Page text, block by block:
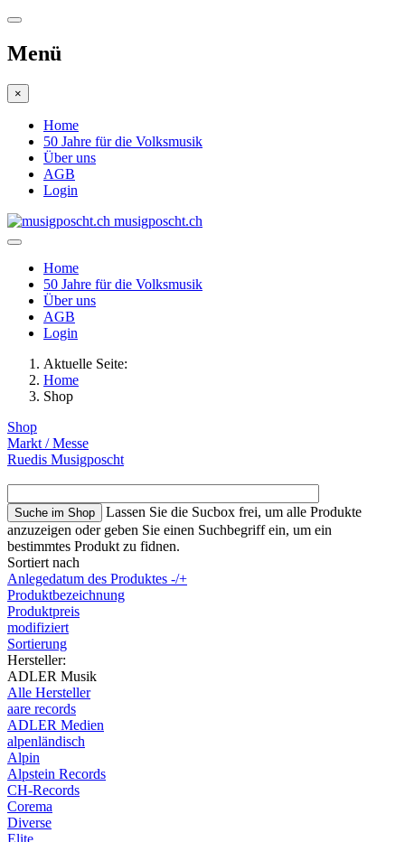
Menü
×
Home
50 Jahre für die Volksmusik
Über uns
AGB
Login
musigposcht.ch
Home
50 Jahre für die Volksmusik
Über uns
AGB
Login
Aktuelle Seite:
Home
Shop
Shop
Markt / Messe
Ruedis Musigposcht
Lassen Sie die Sucbox frei, um alle Produkte
anzuzeigen oder geben Sie einen Suchbegriff ein, um ein
bestimmtes Produkt zu fidnen.
Sortiert nach
Anlegedatum des Produktes -/+
Produktbezeichnung
Produktpreis
modifiziert
Sortierung
Hersteller:
ADLER Musik
Alle Hersteller
aare records
ADLER Medien
alpenländisch
Alpin
Alpstein Records
CH-Records
Corema
Diverse
Elite